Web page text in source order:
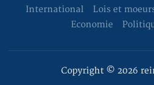
International Lois et
Economie
Copyright © 2026